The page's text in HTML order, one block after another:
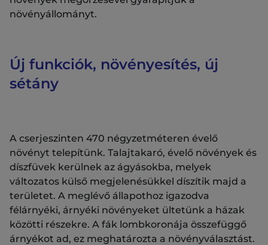
növényállományt.
Új funkciók, növényesítés, új
sétány
A cserjeszinten 470 négyzetméteren évelő
növényt telepítünk. Talajtakaró, évelő növények és
díszfüvek kerülnek az ágyásokba, melyek
változatos külső megjelenésükkel díszítik majd a
területet. A meglévő állapothoz igazodva
félárnyéki, árnyéki növényeket ültetünk a házak
közötti részekre. A fák lombkoronája összefüggő
árnyékot ad, ez meghatározta a növényválasztást.